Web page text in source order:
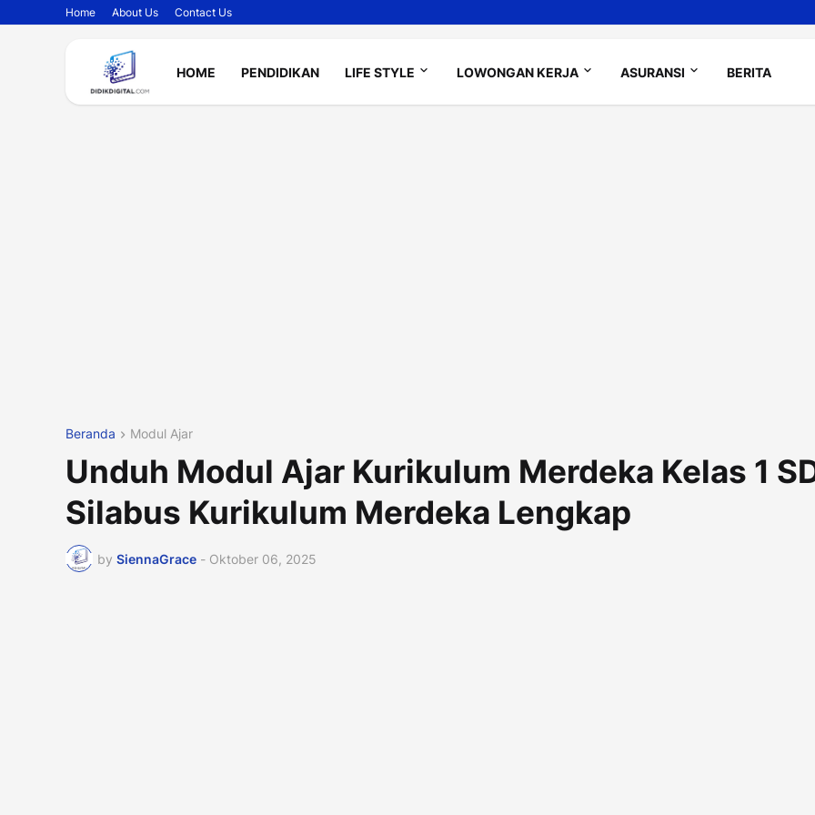
Home About Us Contact Us
HOME PENDIDIKAN LIFE STYLE LOWONGAN KERJA ASURANSI BERITA
Beranda Modul Ajar
Unduh Modul Ajar Kurikulum Merdeka Kelas 1
Silabus Kurikulum Merdeka Lengkap
by SiennaGrace - Oktober 06, 2025